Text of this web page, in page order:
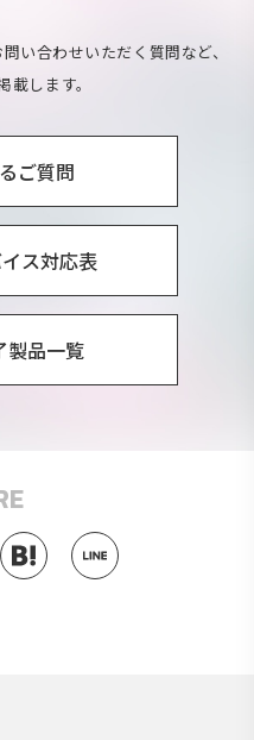
い合わせいただく質問など、
載します。
ご質問
ス対応表
製品一覧